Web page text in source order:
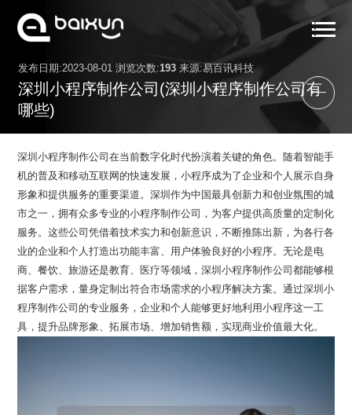
首页
服务范围
小程序案例
解决方案
关于我们
小程序资讯
联系我们
发布日期:2023-08-01 浏览次数:193来源:易百讯科技
深圳小程序制作公司(深圳小程序制作公司有
哪些)
深圳小程序制作公司在当前数字化时代扮演着关键的角色。随着智能手
机的普及和移动互联网的快速发展，小程序成为了企业和个人展示自身
形象和提供服务的重要渠道。深圳作为中国最具创新力和创业氛围的城
市之一，拥有众多专业的小程序制作公司，为客户提供高质量的定制化
服务。这些公司凭借着技术实力和创新意识，不断推陈出新，为各行各
业的企业和个人打造出功能丰富、用户体验良好的小程序。无论是电
商、餐饮、旅游还是教育、医疗等领域，深圳小程序制作公司都能够根
据客户需求，量身定制出符合市场需求的小程序解决方案。通过深圳小
程序制作公司的专业服务，企业和个人能够更好地利用小程序这一工
具，提升品牌形象、拓展市场、增加销售额，实现商业价值最大化。